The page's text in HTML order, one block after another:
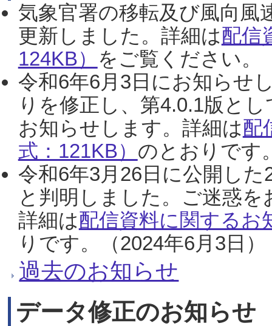
気象官署の移転及び風向風
更新しました。詳細は配信
124KB） をご覧ください。
令和6年6月3日にお知らせ
りを修正し、第4.0.1版と
お知らせします。詳細は配
式：121KB） のとおりです
令和6年3月26日に公開し
と判明しました。ご迷惑
詳細は配信資料に関するお
りです。（2024年6月3日）
過去のお知らせ
データ修正のお知らせ